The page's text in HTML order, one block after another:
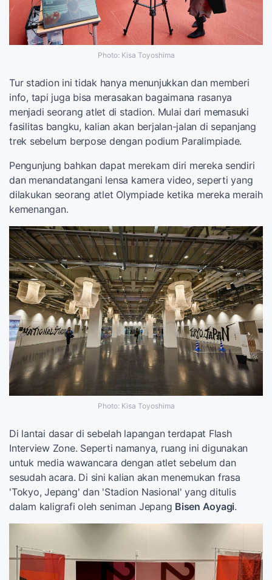
Photo: Kisa Toyoshima
Tur stadion ini tidak hanya menunjukkan dan memberi
info, tapi juga bisa merasakan bagaimana rasanya
menjadi seorang atlet di stadion. Mulai dari memasuki
fasilitas bangku, kalian akan berjalan-jalan di sepanjang
trek sebelum berpose dengan podium Paralimpiade.
Pengunjung bahkan dapat merekam diri mereka sendiri
dan menandatangani lensa kamera video, seperti yang
dilakukan seorang atlet Olympiade ketika mereka meraih
kemenangan.
Photo: Kisa Toyoshima
Di lantai dasar di sebelah lapangan terdapat Flash
Interview Zone. Seperti namanya, ruang ini digunakan
untuk media wawancara dengan atlet sebelum dan
sesudah acara. Di sini kalian akan menemukan frasa
'Tokyo, Jepang' dan 'Stadion Nasional' yang ditulis
dalam kaligrafi oleh seniman Jepang Bisen Aoyagi.